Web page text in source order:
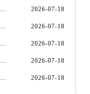
亲身探访萧邦长沙官方售后服务中心｜最新热线及维修地址（2026年7月最新） 2026-07-18
亲身探访萧邦上海官方售后服务中心｜完整地址与联系电话（2026年7月最新） 2026-07-18
亲身探访萧邦盐城官方售后服务中心｜热线电话与网点地址（2026年7月最新） 2026-07-18
亲身探访萧邦南宁官方售后服务中心｜官方电话及服务网点地址（2026年7月最新） 2026-07-18
萧邦自动表上链故障排查与专业维修保养权威公示（2026年7月最新） 2026-07-18